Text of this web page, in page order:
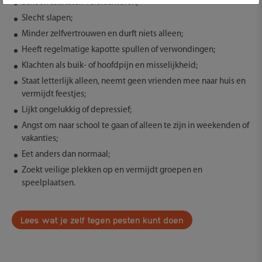
Schoolresultaten verslechteren;
Slecht slapen;
Minder zelfvertrouwen en durft niets alleen;
Heeft regelmatige kapotte spullen of verwondingen;
Klachten als buik- of hoofdpijn en misselijkheid;
Staat letterlijk alleen, neemt geen vrienden mee naar huis en
vermijdt feestjes;
Lijkt ongelukkig of depressief;
Angst om naar school te gaan of alleen te zijn in weekenden of
vakanties;
Eet anders dan normaal;
Zoekt veilige plekken op en vermijdt groepen en
speelplaatsen.
Lees wat je zelf tegen pesten kunt doen